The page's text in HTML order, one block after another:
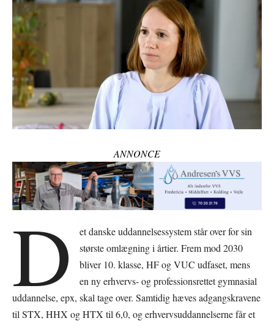
ANNONCE
D
et danske uddannelsessystem står over for sin
største omlægning i årtier. Frem mod 2030
bliver 10. klasse, HF og VUC udfaset, mens
en ny erhvervs- og professionsrettet gymnasial
uddannelse, epx, skal tage over. Samtidig hæves adgangskravene
til STX, HHX og HTX til 6,0, og erhvervsuddannelserne får et